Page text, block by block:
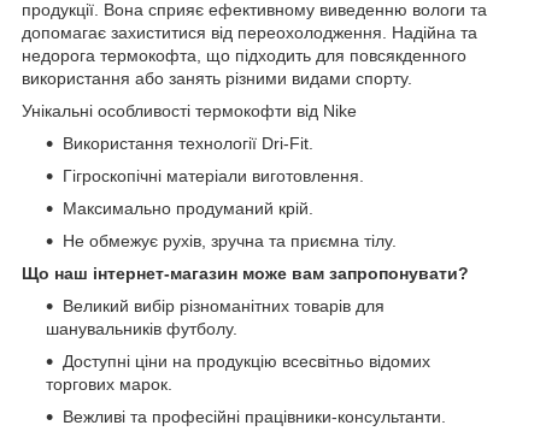
продукції. Вона сприяє ефективному виведенню вологи та
допомагає захиститися від переохолодження. Надійна та
недорога термокофта, що підходить для повсякденного
використання або занять різними видами спорту.
Унікальні особливості термокофти від Nike
Використання технології Dri-Fit.
Гігроскопічні матеріали виготовлення.
Максимально продуманий крій.
Не обмежує рухів, зручна та приємна тілу.
Що наш інтернет-магазин може вам запропонувати?
Великий вибір різноманітних товарів для
шанувальників футболу.
Доступні ціни на продукцію всесвітньо відомих
торгових марок.
Вежливі та професійні працівники-консультанти.